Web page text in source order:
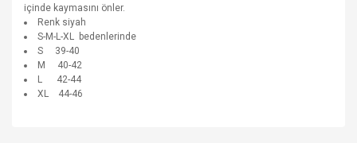
içinde kaymasını önler.
Renk siyah
S-M-L-XL bedenlerinde
S 39-40
M 40-42
L 42-44
XL 44-46